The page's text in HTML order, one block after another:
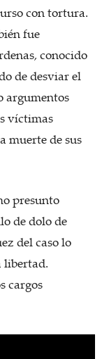
con tortura.
fue
conocido
de desviar el
argumentos
víctimas
muerte de sus
presunto
de dolo de
del caso lo
libertad.
cargos